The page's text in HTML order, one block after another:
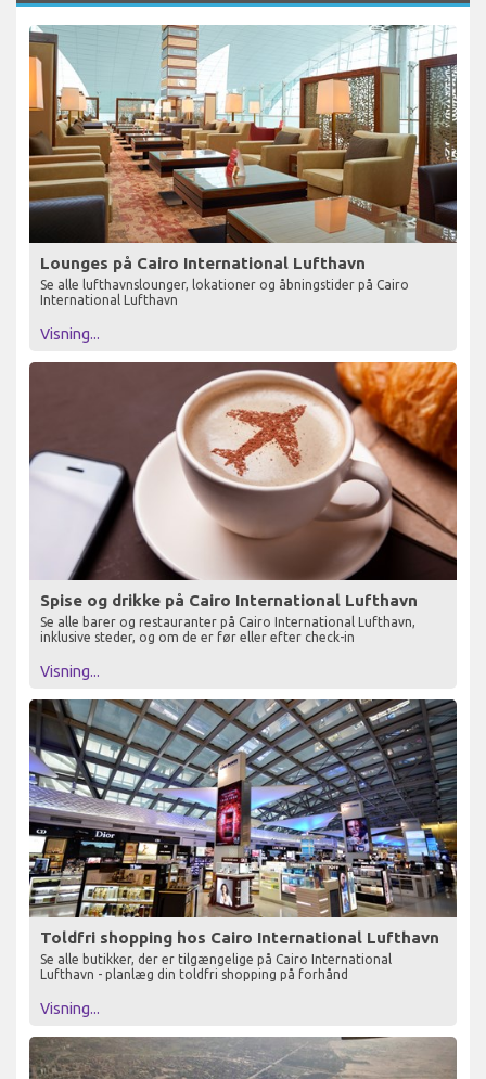
Lounges på Cairo International Lufthavn
Se alle lufthavnslounger, lokationer og åbningstider på Cairo
International Lufthavn
Visning...
Spise og drikke på Cairo International Lufthavn
Se alle barer og restauranter på Cairo International Lufthavn,
inklusive steder, og om de er før eller efter check-in
Visning...
Toldfri shopping hos Cairo International Lufthavn
Se alle butikker, der er tilgængelige på Cairo International
Lufthavn - planlæg din toldfri shopping på forhånd
Visning...